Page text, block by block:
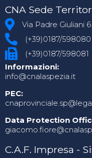
CNA Sede
Via Padre Giuliani
(+39)0187/598080
(+39)0187/598081
Informazioni:
info@cnalaspezia.it
PEC:
Data Protection
C.A.F. Impresa -